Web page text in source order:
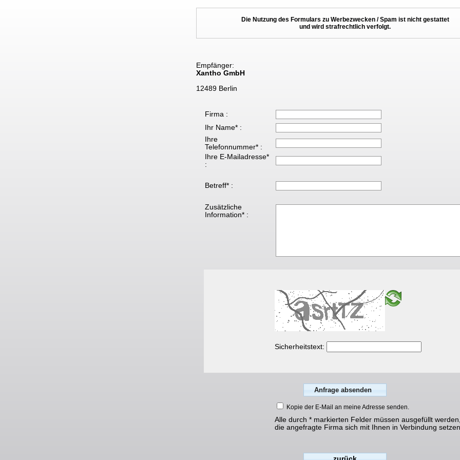
Die Nutzung des Formulars zu Werbezwecken / Spam ist nicht gestattet
und wird strafrechtlich verfolgt.
Empfänger:
Xantho GmbH
12489 Berlin
Firma :
Ihr Name* :
Ihre
Telefonnummer* :
Ihre E-Mailadresse*
:
Betreff* :
Zusätzliche
Information* :
Sicherheitstext:
Kopie der E-Mail an meine Adresse senden.
Alle durch * markierten Felder müssen ausgefüllt
die angefragte Firma sich mit Ihnen in Verbindung